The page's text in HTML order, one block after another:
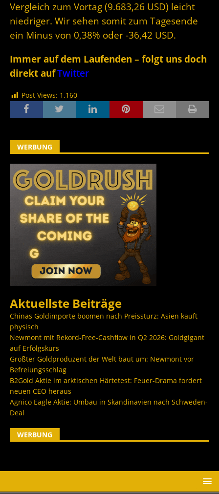
Vergleich zum Vortag (9.683,26 USD) leicht
niedriger. Wir sehen somit zum Tagesende
ein Minus von 0,38% oder -36,42 USD.
Immer auf dem Laufenden – folgt uns doch
direkt aufTwitter
Post Views: 1.160
WERBUNG
Aktuellste Beiträge
Chinas Goldimporte boomen nach Preissturz: Asien kauft
physisch
Newmont mit Rekord-Free-Cashflow in Q2 2026: Goldgigant
auf Erfolgskurs
Größter Goldproduzent der Welt baut um: Newmont vor
Befreiungsschlag
B2Gold Aktie im arktischen Härtetest: Feuer-Drama fordert
neuen CEO heraus
Agnico Eagle Aktie: Umbau in Skandinavien nach Schweden-
Deal
WERBUNG